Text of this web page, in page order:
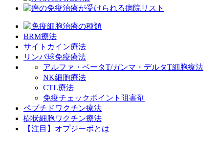
BRM療法
サイトカイン療法
リンパ球免疫療法
アルファ・ベータT/ガンマ・デルタT細胞療法
NK細胞療法
CTL療法
免疫チェックポイント阻害剤
ペプチドワクチン療法
樹状細胞ワクチン療法
【注目】オプジーボとは